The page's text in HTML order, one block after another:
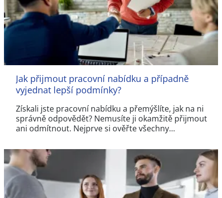
Jak přijmout pracovní nabídku a případně
vyjednat lepší podmínky?
Získali jste pracovní nabídku a přemýšlíte, jak na ni
správně odpovědět? Nemusíte ji okamžitě přijmout
ani odmítnout. Nejprve si ověřte všechny…